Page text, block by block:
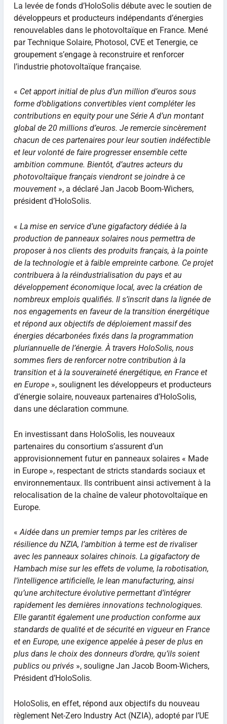
La levée de fonds d’HoloSolis débute avec le soutien de
développeurs et producteurs indépendants d’énergies
renouvelables dans le photovoltaïque en France. Mené
par Technique Solaire, Photosol, CVE et Tenergie, ce
groupement s’engage à reconstruire et renforcer
l’industrie photovoltaïque française.
« Cet apport initial de plus d’un million d’euros sous
forme d’obligations convertibles vient compléter les
contributions en equity pour une Série A d’un montant
global de 20 millions d’euros. Je remercie sincèrement
chacun de ces partenaires pour leur soutien indéfectible
et leur volonté de faire progresser ensemble cette
ambition commune. Bientôt, d’autres acteurs du
photovoltaïque français viendront se joindre à ce
mouvement», a déclaré Jan Jacob Boom-Wichers,
président d’HoloSolis.
« La mise en service d’une gigafactory dédiée à la
production de panneaux solaires nous permettra de
proposer à nos clients des produits français, à la pointe
de la technologie et à faible empreinte carbone. Ce projet
contribuera à la réindustrialisation du pays et au
développement économique local, avec la création de
nombreux emplois qualifiés. Il s’inscrit dans la lignée de
nos engagements en faveur de la transition énergétique
et répond aux objectifs de déploiement massif des
énergies décarbonées fixés dans la programmation
pluriannuelle de l’énergie. À travers HoloSolis, nous
sommes fiers de renforcer notre contribution à la
transition et à la souveraineté énergétique, en France et
en Europe», soulignent les développeurs et producteurs
d’énergie solaire, nouveaux partenaires d’HoloSolis,
dans une déclaration commune.
En investissant dans HoloSolis, les nouveaux
partenaires du consortium s’assurent d’un
approvisionnement futur en panneaux solaires « Made
in Europe », respectant de stricts standards sociaux et
environnementaux. Ils contribuent ainsi activement à la
relocalisation de la chaîne de valeur photovoltaïque en
Europe.
«Aidée dans un premier temps par les critères de
résilience du NZIA, l’ambition à terme est de rivaliser
avec les panneaux solaires chinois. La gigafactory de
Hambach mise sur les effets de volume, la robotisation,
l’intelligence artificielle, le lean manufacturing, ainsi
qu’une architecture évolutive permettant d’intégrer
rapidement les dernières innovations technologiques.
Elle garantit également une production conforme aux
standards de qualité et de sécurité en vigueur en France
et en Europe, une exigence appelée à peser de plus en
plus dans le choix des donneurs d’ordre, qu’ils soient
publics ou privés», souligne Jan Jacob Boom-Wichers,
Président d’HoloSolis.
HoloSolis, en effet, répond aux objectifs du nouveau
règlement Net-Zero Industry Act (NZIA), adopté par l’UE